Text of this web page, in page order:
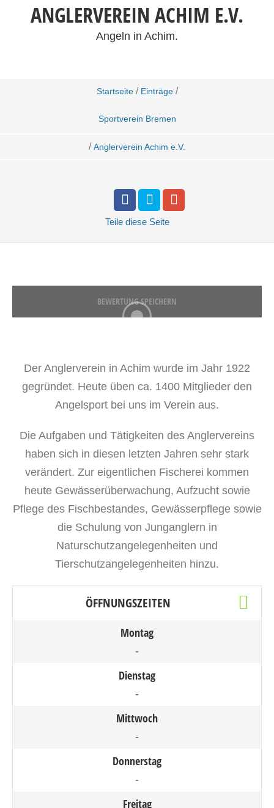
ANGLERVEREIN ACHIM E.V.
Angeln in Achim.
Startseite / Einträge /
Sportverein Bremen
/ Anglerverein Achim e.V.
Teile diese Seite
BEWERTUNG SPEICHERN
Der Anglerverein in Achim wurde im Jahr 1922
gegründet. Heute üben ca. 1400 Mitglieder den
Angelsport bei uns im Verein aus.
Die Aufgaben und Tätigkeiten des Anglervereins
haben sich in diesen letzten Jahren sehr stark
verändert. Zur eigentlichen Fischerei kommen
heute Gewässerüberwachung, Aufzucht sowie
Pflege des Fischbestandes, Gewässerpflege sowie
die Schulung von Junganglern in
Naturschutzangelegenheiten und
Tierschutzangelegenheiten hinzu.
ÖFFNUNGSZEITEN
Montag
-
Dienstag
-
Mittwoch
-
Donnerstag
-
Freitag